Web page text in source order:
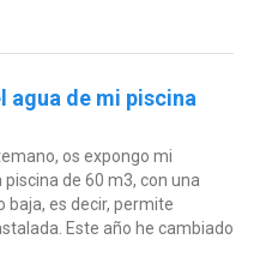
agua de mi piscina
os expongo mi
de 60 m3, con una
es decir, permite
Este año he cambiado